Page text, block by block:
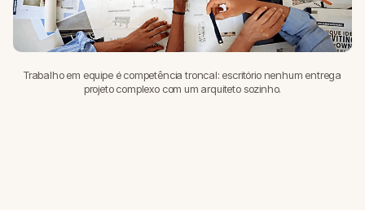
Trabalho em equipe é competência troncal: escritório nenhum entrega
projeto complexo com um arquiteto sozinho.